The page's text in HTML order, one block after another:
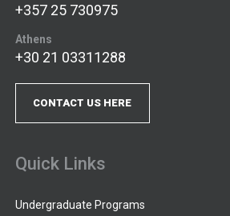
+357 25 730975
Athens
+30 21 03311288
CONTACT US HERE
Quick Links
Undergraduate Programs